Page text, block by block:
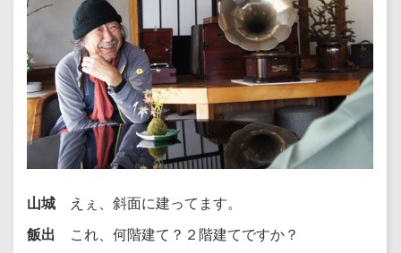
山城 えぇ、斜面に建ってます。
飯出 これ、何階建て？２階建てですか？